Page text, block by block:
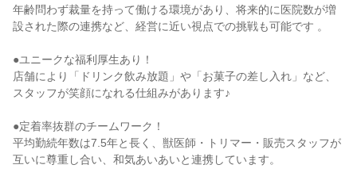
年齢問わず裁量を持って働ける環境があり、将来的に医院数が増
設された際の連携など、経営に近い視点での挑戦も可能です 。
●ユニークな福利厚生あり！
店舗により「ドリンク飲み放題」や「お菓子の差し入れ」など、
スタッフが笑顔になれる仕組みがあります♪
●定着率抜群のチームワーク！
平均勤続年数は7.5年と長く、獣医師・トリマー・販売スタッフが
互いに尊重し合い、和気あいあいと連携しています。